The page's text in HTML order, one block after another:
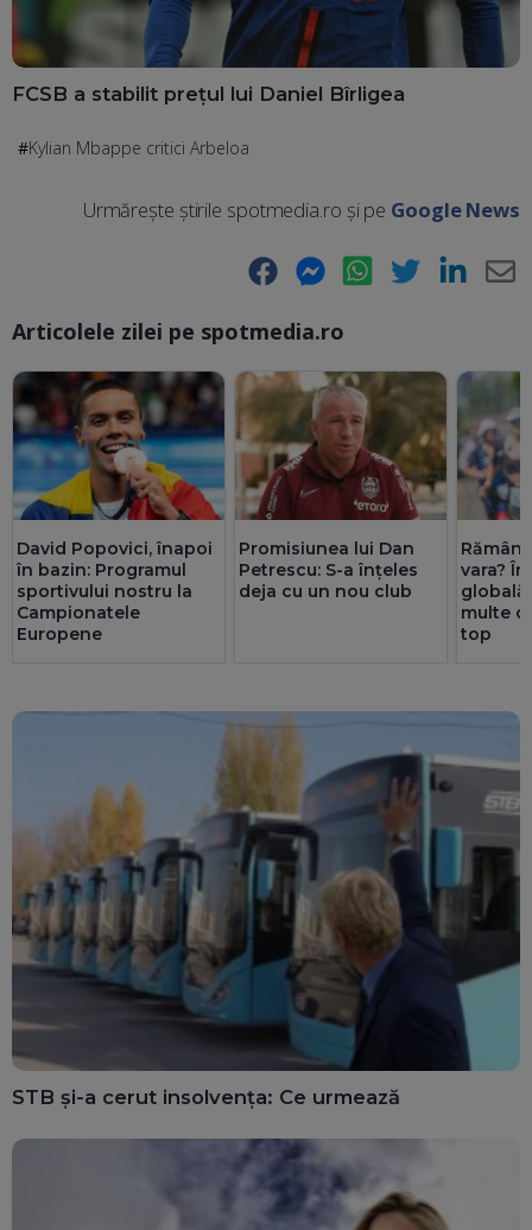
FCSB a stabilit prețul lui Daniel Bîrligea
Kylian Mbappe critici Arbeloa
Urmărește știrile spotmedia.ro și pe Google News
Facebook Messenger WhatsApp Twitter LinkedIn
Articolele zilei pe spotmedia.ro
David Popovici, înapoi
în bazin: Programul
sportivului nostru la
Campionatele
Europene
Promisiunea lui Dan
Petrescu: S-a înțeles
deja cu un nou club
vara?
globală
multe
top
STB și-a cerut insolvența: Ce urmează